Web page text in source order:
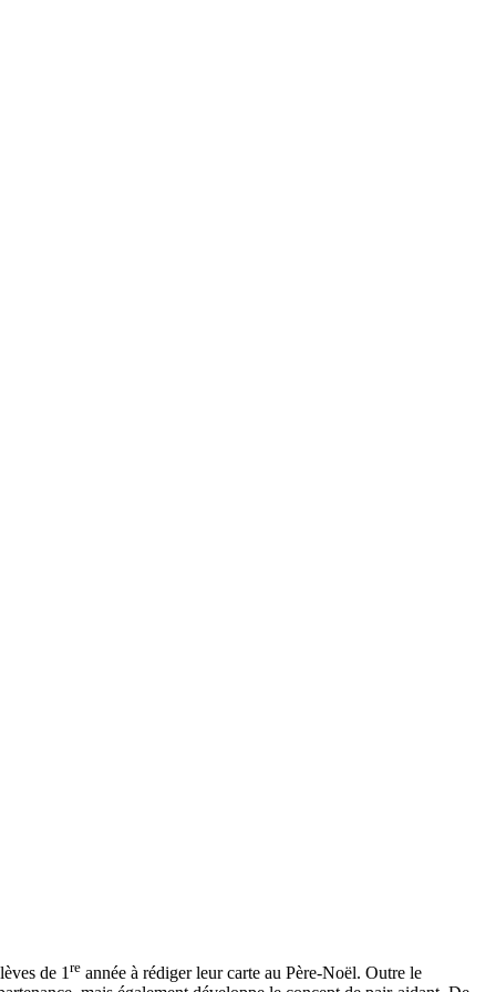
de 1 re année à rédiger leur carte au Père-Noël. Outre le